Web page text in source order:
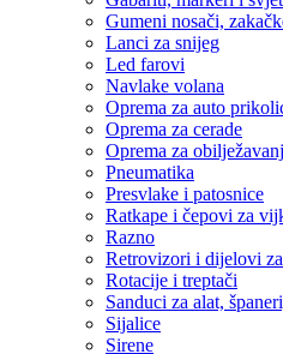
Gumeni nosači,
Lanci za snijeg
Led farovi
Navlake volana
Oprema za auto
Oprema za cerade
Oprema za
Pneumatika
Presvlake i patosnice
Ratkape i čepovi za
Razno
Retrovizori i dijelovi
Rotacije i treptači
Sanduci za alat,
Sijalice
Sirene